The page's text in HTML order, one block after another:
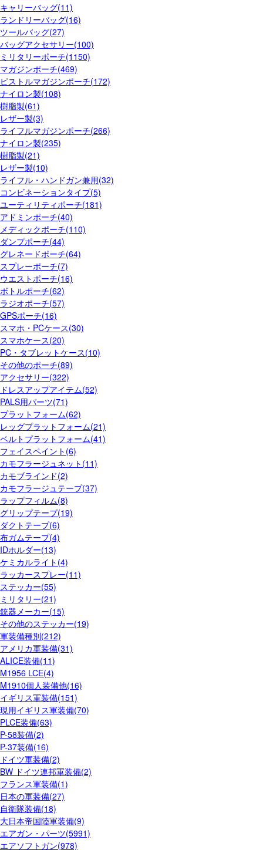
キャリーバッグ(11)
ランドリーバッグ(16)
ツールバッグ(27)
バッグアクセサリー(100)
ミリタリーポーチ(1150)
マガジンポーチ(469)
ピストルマガジンポーチ(172)
ナイロン製(108)
樹脂製(61)
レザー製(3)
ライフルマガジンポーチ(266)
ナイロン製(235)
樹脂製(21)
レザー製(10)
ライフル・ハンドガン兼用(32)
コンビネーションタイプ(5)
ユーティリティポーチ(181)
アドミンポーチ(40)
メディックポーチ(110)
ダンプポーチ(44)
グレネードポーチ(64)
スプレーポーチ(7)
ウエストポーチ(16)
ボトルポーチ(62)
ラジオポーチ(57)
GPSポーチ(16)
スマホ・PCケース(30)
スマホケース(20)
PC・タブレットケース(10)
その他のポーチ(89)
アクセサリー(322)
ドレスアップアイテム(52)
PALS用パーツ(71)
プラットフォーム(62)
レッグプラットフォーム(21)
ベルトプラットフォーム(41)
フェイスペイント(6)
カモフラージュネット(11)
カモブラインド(2)
カモフラージュテープ(37)
ラップフィルム(8)
グリップテープ(19)
ダクトテープ(6)
布ガムテープ(4)
IDホルダー(13)
ケミカルライト(4)
ラッカースプレー(11)
ステッカー(55)
ミリタリー(21)
銃器メーカー(15)
その他のステッカー(19)
軍装備種別(212)
アメリカ軍装備(31)
ALICE装備(11)
M1956 LCE(4)
M1910個人装備他(16)
イギリス軍装備(151)
現用イギリス軍装備(70)
PLCE装備(63)
P-58装備(2)
P-37装備(16)
ドイツ軍装備(2)
BW ドイツ連邦軍装備(2)
フランス軍装備(1)
日本の軍装備(27)
自衛隊装備(18)
大日本帝国陸軍装備(9)
エアガン・パーツ(5991)
エアソフトガン(978)